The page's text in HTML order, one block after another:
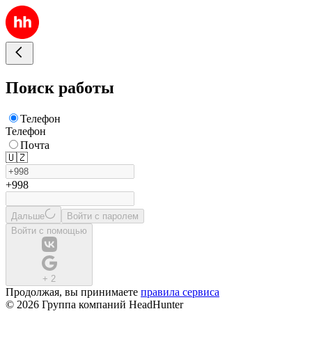
Поиск работы
Телефон
Телефон
Почта
🇺🇿
+998
Дальше
Войти с паролем
Войти с помощью
+ 2
Продолжая, вы принимаете правила сервиса
© 2026 Группа компаний HeadHunter